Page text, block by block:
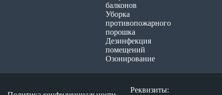
балконов
Уборка
противопожарного
порошка
Дезинфекция
помещений
Озонирование
Реквизиты: